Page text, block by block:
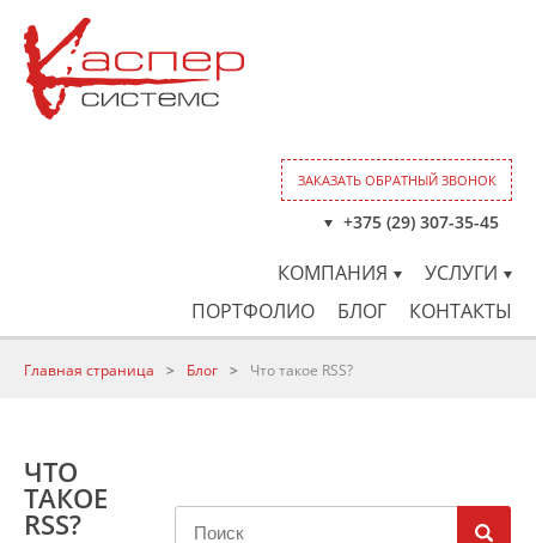
ЗАКАЗАТЬ ОБРАТНЫЙ ЗВОНОК
+375 (29) 307-35-45
КОМПАНИЯ
УСЛУГИ
ПОРТФОЛИО
БЛОГ КОНТАКТЫ
Главная страница > Блог > Что такое RSS?
ЧТО
ТАКОЕ
RSS?